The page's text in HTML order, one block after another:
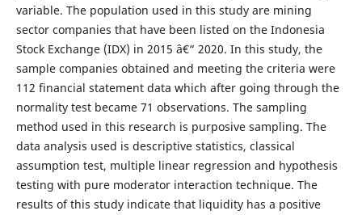
variable. The population used in this study are mining
sector companies that have been listed on the Indonesia
Stock Exchange (IDX) in 2015 â€“ 2020. In this study, the
sample companies obtained and meeting the criteria were
112 financial statement data which after going through the
normality test became 71 observations. The sampling
method used in this research is purposive sampling. The
data analysis used is descriptive statistics, classical
assumption test, multiple linear regression and hypothesis
testing with pure moderator interaction technique. The
results of this study indicate that liquidity has a positive